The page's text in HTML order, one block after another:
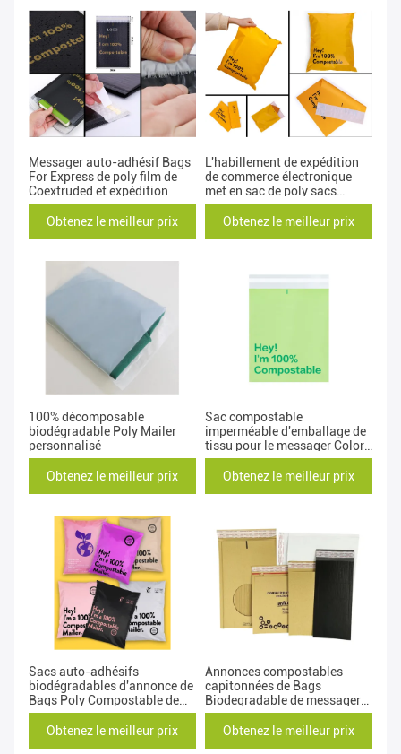
Messager auto-adhésif Bags
For Express de poly film de
Coextruded et expédition
Obtenez le meilleur prix
L'habillement de expédition
de commerce électronique
met en sac de poly sacs
d'annonce d'OEM pour des
vêtements
Obtenez le meilleur prix
100% décomposable
biodégradable Poly Mailer
personnalisé
Obtenez le meilleur prix
Sac compostable
imperméable d'emballage de
tissu pour le messager Color
Printed
Obtenez le meilleur prix
Sacs auto-adhésifs
biodégradables d'annonce de
Bags Poly Compostable de
messager
Obtenez le meilleur prix
Annonces compostables
capitonnées de Bags
Biodegradable de messager
auto-adhésif poly
Obtenez le meilleur prix